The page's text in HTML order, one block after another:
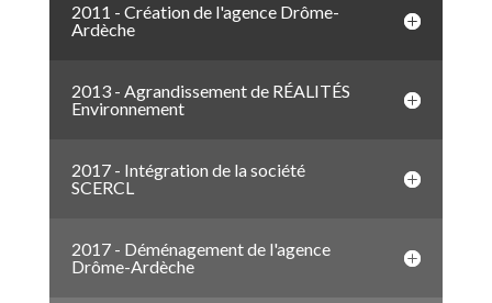
2011 - Création de l'agence Drôme-
Ardèche
2013 - Agrandissement de RÉALITÉS
Environnement
2017 - Intégration de la société
SCERCL
2017 - Déménagement de l'agence
Drôme-Ardèche